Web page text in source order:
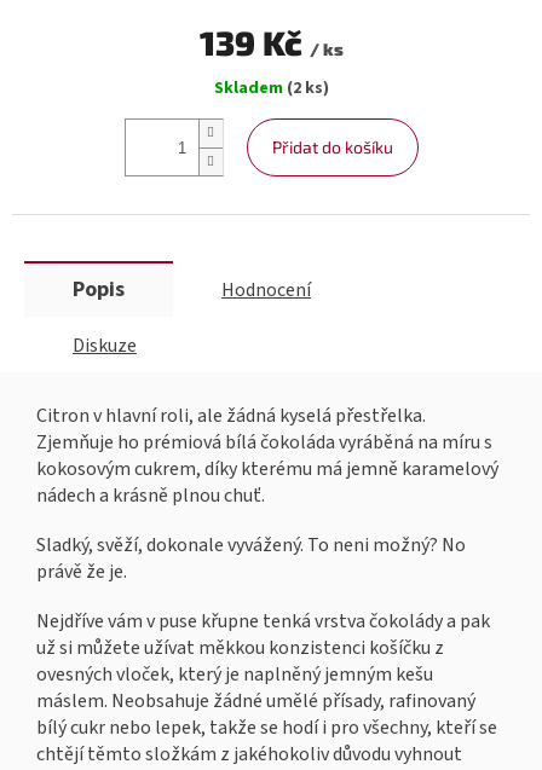
139 Kč / ks
cena:
Skladem (2 ks)
Přidat do košíku
Popis Hodnocení
Diskuze
Citron v hlavní roli, ale žádná kyselá přestřelka.
Zjemňuje ho prémiová bílá čokoláda vyráběná na míru s
kokosovým cukrem, díky kterému má jemně karamelový
nádech a krásně plnou chuť.
Sladký, svěží, dokonale vyvážený. To neni možný? No
právě že je.
Nejdříve vám v puse křupne tenká vrstva čokolády a pak
už si můžete užívat měkkou konzistenci košíčku z
ovesných vloček, který je naplněný jemným kešu
máslem. Neobsahuje žádné umělé přísady, rafinovaný
bílý cukr nebo lepek, takže se hodí i pro všechny, kteří se
chtějí těmto složkám z jakéhokoliv důvodu vyhnout